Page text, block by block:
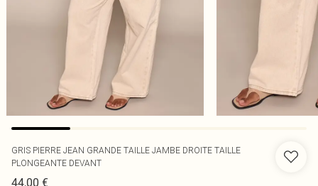
GRIS PIERRE JEAN GRANDE TAILLE JAMBE DROITE TAILLE
PLONGEANTE DEVANT
44,00 €